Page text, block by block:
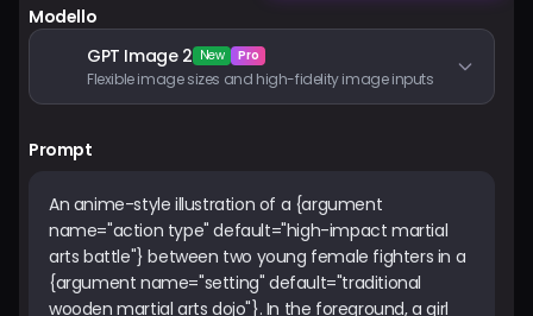
Modello
GPT Image 2 New Pro
Flexible image sizes and high-fidelity image inputs
Prompt